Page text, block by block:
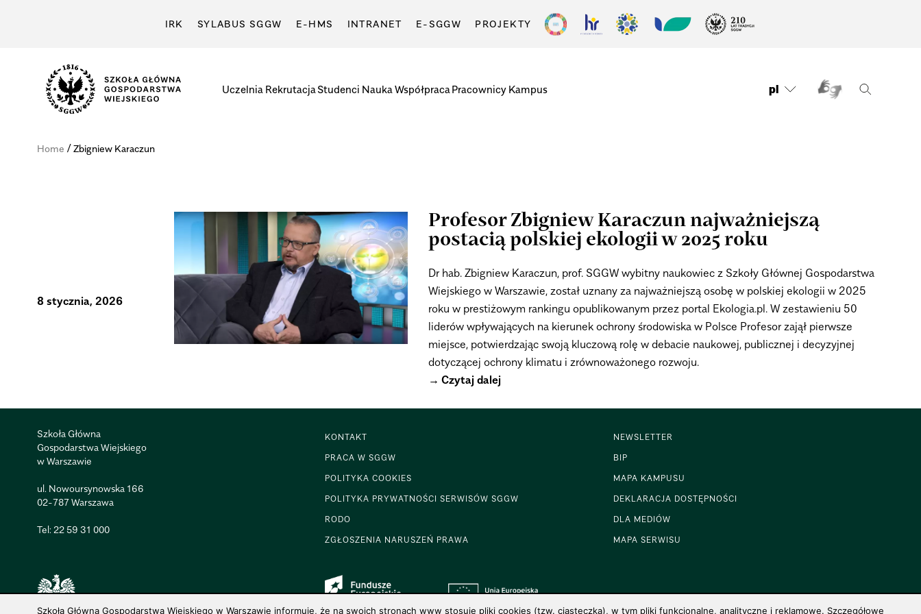
IRK SYLABUS SGGW E-HMS INTRANET E-SGGW PROJEKTY
Gospodarstwa
Uczelnia Rekrutacja Studenci Nauka Współpraca Pracownicy Kampus pl
Home /Zbigniew Karaczun
8 stycznia, 2026
Profesor Zbigniew Karaczun najważniejszą
postacią polskiej ekologii w 2025 roku
Dr hab. Zbigniew Karaczun, prof. SGGW wybitny naukowiec z Szkoły Głównej Gospodarstwa
Wiejskiego w Warszawie, został uznany za najważniejszą osobę w polskiej ekologii w 2025
roku w prestiżowym rankingu opublikowanym przez portal Ekologia.pl. W zestawieniu 50
liderów wpływających na kierunek ochrony środowiska w Polsce Profesor zajął pierwsze
miejsce, potwierdzając swoją kluczową rolę w debacie naukowej, publicznej i decyzyjnej
dotyczącej ochrony klimatu i zrównoważonego rozwoju.
Czytaj dalej
Szkoła Główna
Gospodarstwa Wiejskiego
w Warszawie
ul. Nowoursynowska 166
02-787 Warszawa
Tel: 22 59 31 000
KONTAKT
PRACA W SGGW
POLITYKA COOKIES
POLITYKA PRYWATNOŚCI SERWISÓW SGGW
RODO
ZGŁOSZENIA NARUSZEŃ PRAWA
NEWSLETTER
BIP
MAPA KAMPUSU
DEKLARACJA DOSTĘPNOŚCI
DLA MEDIÓW
MAPA SERWISU
© 1816–2026 SGGW — ALL RIGHTS RESERVED
Szkoła Główna Gospodarstwa Wiejskiego w Warszawie informuje, że na swoich stronach www stosuje pliki cookies (tzw. ciasteczka), w tym pliki funkcjonalne, analityczne i reklamowe. Szczegółowe